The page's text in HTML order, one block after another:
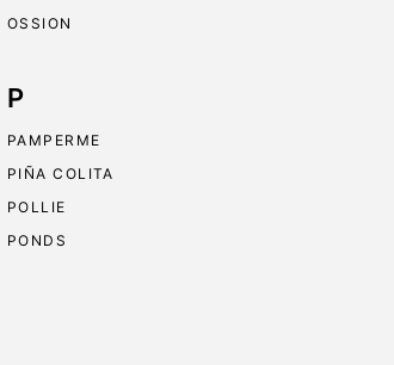
OSSION
P
PAMPERME
PIÑA COLITA
POLLIE
PONDS